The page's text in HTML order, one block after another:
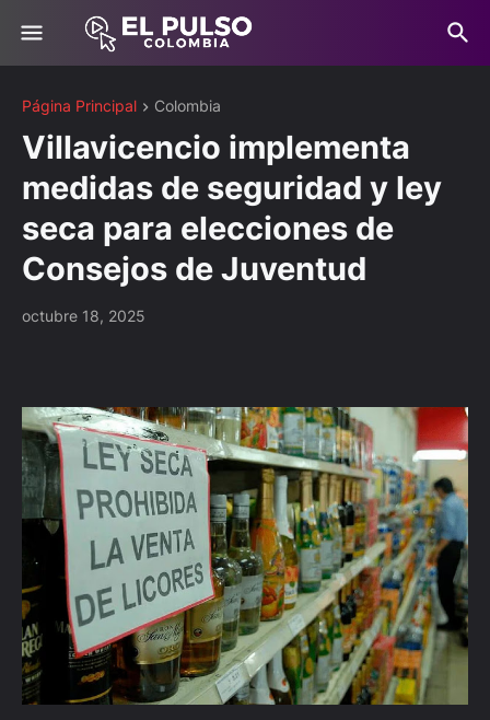
Página Principal Colombia
Villavicencio implementa
medidas de seguridad y ley
seca para elecciones de
Consejos de Juventud
octubre 18, 2025